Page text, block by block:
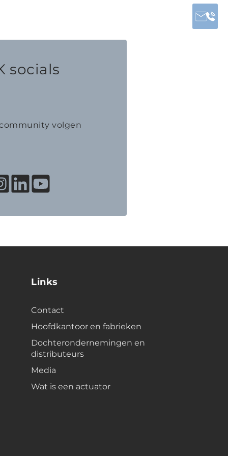
socials
volgen
Links
Contact
Hoofdkantoor en fabrieken
Dochterondernemingen en
distributeurs
Media
Wat is een actuator